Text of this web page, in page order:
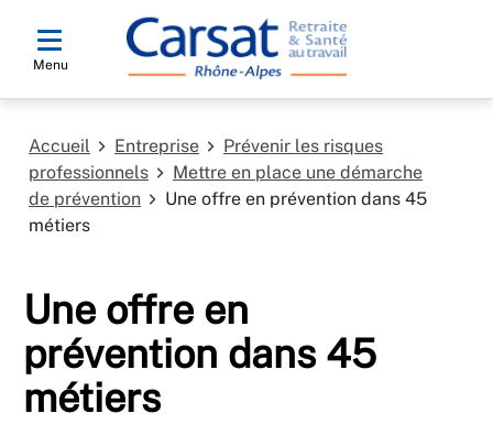
Menu
Accueil Entreprise
Prévenir les risques
professionnels
Mettre en place une démarche
de prévention
Une offre en prévention dans 45
métiers
Une offre en
prévention dans 45
métiers